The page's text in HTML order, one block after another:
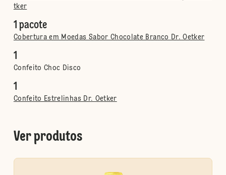
tker
1 pacote
Cobertura em Moedas Sabor Chocolate Branco Dr. Oetker
1
Confeito Choc Disco
1
Confeito Estrelinhas Dr. Oetker
Ver produtos